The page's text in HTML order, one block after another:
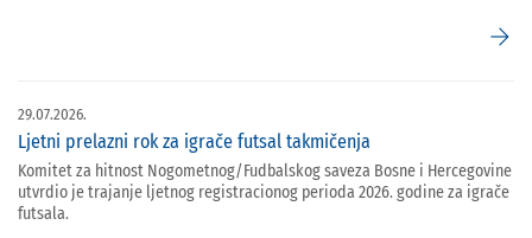
arrow_forward
29.07.2026.
Ljetni prelazni rok za igrače futsal takmičenja
Komitet za hitnost Nogometnog/Fudbalskog saveza Bosne i Hercegovine
utvrdio je trajanje ljetnog registracionog perioda 2026. godine za igrače
futsala.